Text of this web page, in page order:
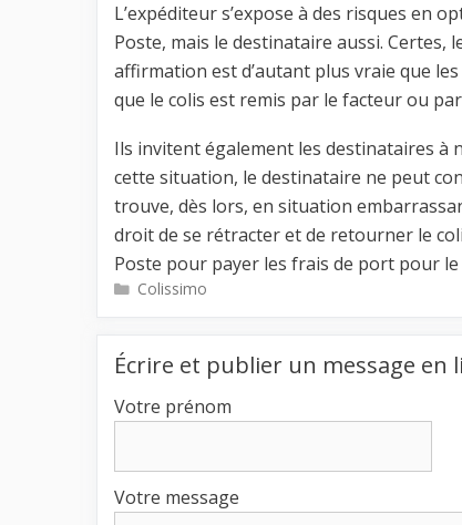
L’expéditeur s’expose à des risques en
Poste, mais le destinataire aussi. Certes,
affirmation est d’autant plus vraie que
que le colis est remis par le facteur ou
Ils invitent également les destinataires à
cette situation, le destinataire ne peut
trouve, dès lors, en situation
droit de se rétracter et de retourner le
Poste pour payer les frais de port pour
Catégories
Colissimo
Écrire et publier un message en
Votre prénom
Votre message